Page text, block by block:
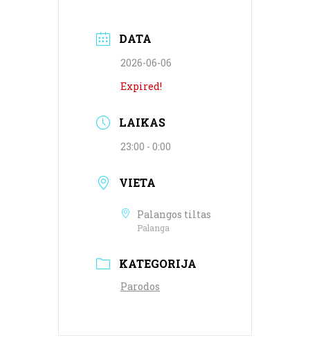
DATA
2026-06-06
Expired!
LAIKAS
23:00 - 0:00
VIETA
Palangos tiltas
Palanga
KATEGORIJA
Parodos